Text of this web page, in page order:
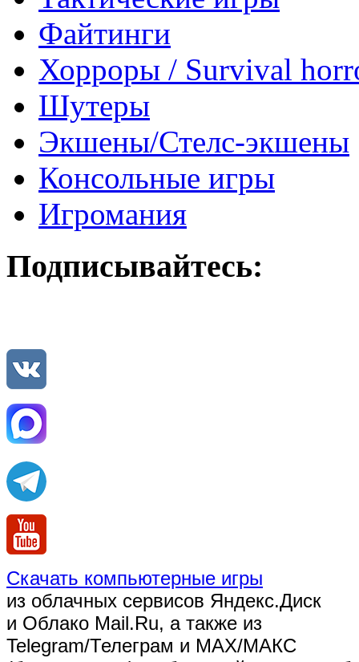
Файтинги
Хорроры / Survival
Шутеры
Экшены/Стелс-экшены
Консольные игры
Игромания
Подписывайтесь:
Скачать компьютерные игры
из облачных сервисов Яндекс.Диск
и Облако Mail.Ru, а также из
Telegram/Телеграм и MAX/МАКС